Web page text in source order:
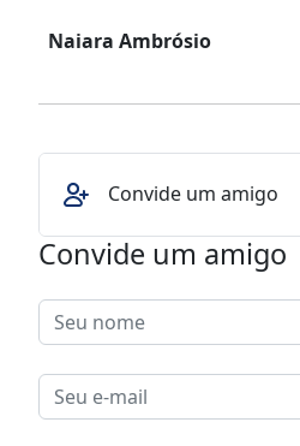
Naiara Ambrósio
Convide um amigo
Convide um amigo